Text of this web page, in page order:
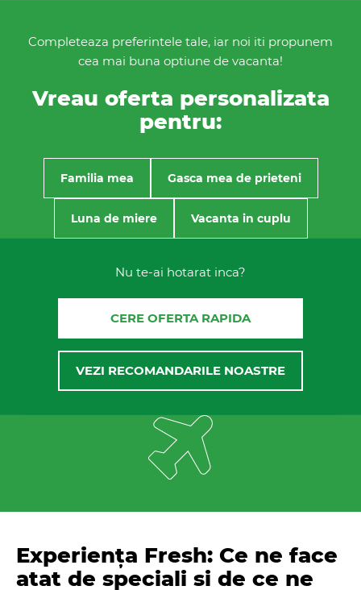
Completeaza preferintele tale, iar noi iti propunem
cea mai buna optiune de vacanta!
Vreau oferta personalizata
pentru:
Familia mea Gasca mea de prieteni
Luna de miere Vacanta in cuplu
Nu te-ai hotarat inca?
CERE OFERTA RAPIDA
VEZI RECOMANDARILE NOASTRE
Experiența Fresh: Ce ne face
atat de speciali si de ce ne